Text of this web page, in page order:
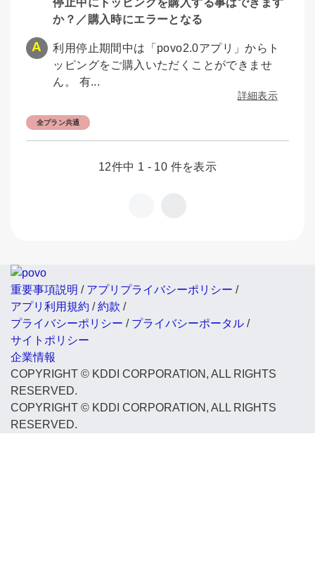
停止中にトッピングを購入する事はできます
か？／購入時にエラーとなる
利用停止期間中は「povo2.0アプリ」からト
ッピングをご購入いただくことができませ
ん。 有...
詳細表示
全プラン共通
12件中 1 - 10 件を表示
重要事項説明 / アプリプライバシーポリシー /
アプリ利用規約 /約款 /
プライバシーポリシー / プライバシーポータル /
サイトポリシー
企業情報
COPYRIGHT © KDDI CORPORATION, ALL RIGHTS
RESERVED.
COPYRIGHT © KDDI CORPORATION, ALL RIGHTS
RESERVED.